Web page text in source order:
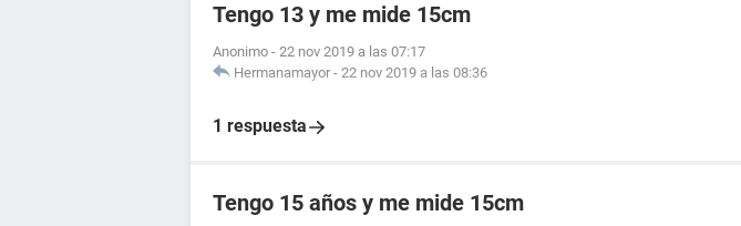
Tengo 13 y me mide 15cm
Anonimo - 22 nov 2019 a las 07:17
Hermanamayor - 22 nov 2019 a las 08:36
1 respuesta
Tengo 15 años y me mide 15cm